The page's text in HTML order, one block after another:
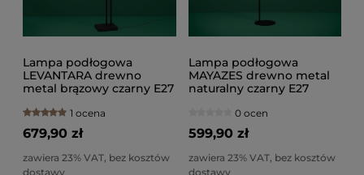
Lampa podłogowa
LEVANTARA drewno
metal brązowy czarny E27
1 ocena
679,90 zł
zawiera 23% VAT, bez kosztów
dostawy
Lampa podłogowa
MAYAZES drewno metal
naturalny czarny E27
0 ocen
599,90 zł
zawiera 23% VAT, bez kosztów
dostawy